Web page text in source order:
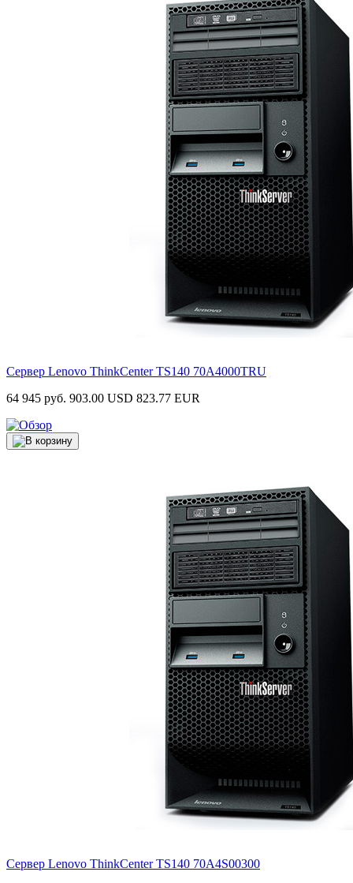
Сервер Lenovo ThinkCenter TS140 70A4000TRU
64 945 руб. 903.00 USD 823.77 EUR
Сервер Lenovo ThinkCenter TS140 70A4S00300